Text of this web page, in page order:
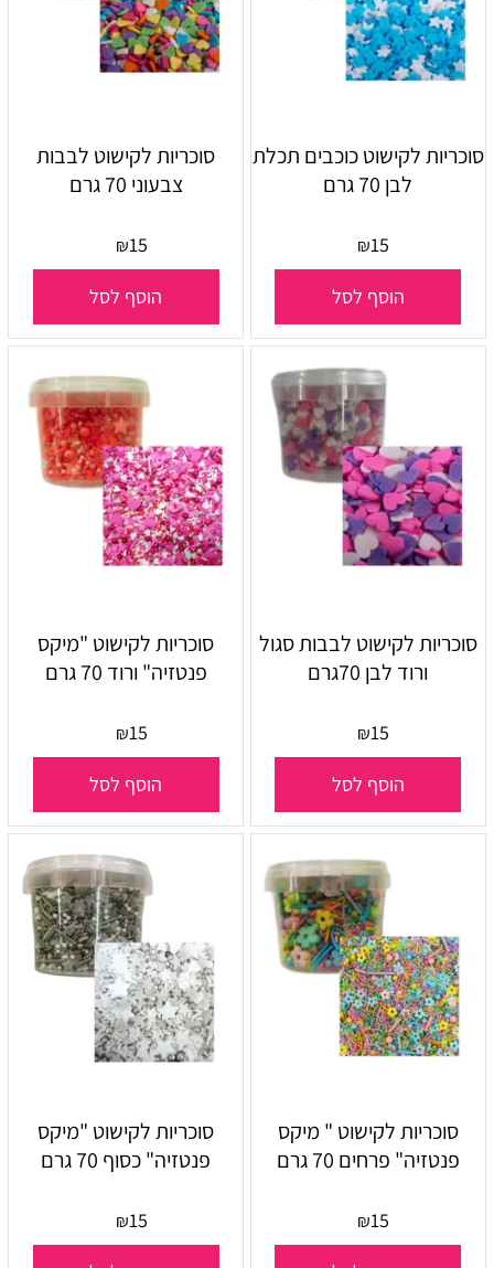
סוכריות לקישוט כוכבים תכלת
לבן 70 גרם
₪15
הוסף לסל
סוכריות לקישוט לבבות
צבעוני 70 גרם
₪15
הוסף לסל
סוכריות לקישוט לבבות סגול
ורוד לבן 70גרם
₪15
הוסף לסל
סוכריות לקישוט "מיקס
פנטזיה" ורוד 70 גרם
₪15
הוסף לסל
סוכריות לקישוט " מיקס
פנטזיה" פרחים 70 גרם
₪15
סוכריות לקישוט "מיקס
פנטזיה" כסוף 70 גרם
₪15